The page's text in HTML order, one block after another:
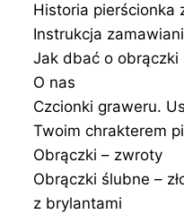
Historia pierścionka
Instrukcja
Jak dbać o obrączki
O nas
Czcionki graweru.
Twoim chrakterem
Obrączki – zwroty
Obrączki ślubne –
z brylantami